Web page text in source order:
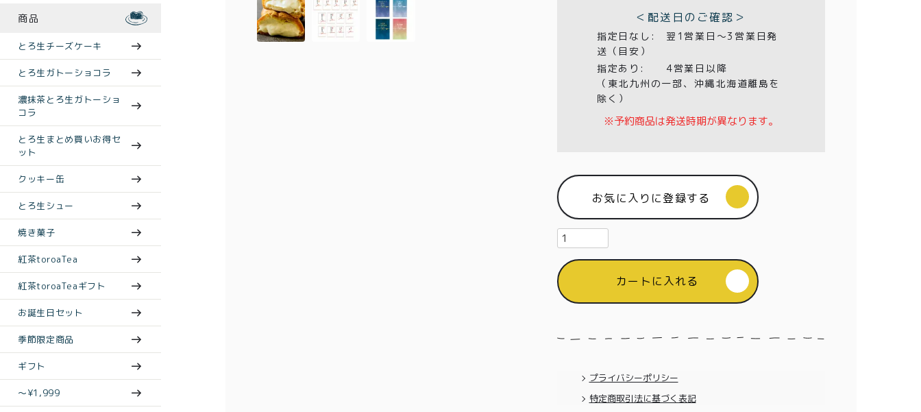
＜配送日のご確認＞
指定日なし:
翌1営業日〜3営業日発
送（目安）
指定あり:
4営業日以降
（東北九州の一部、沖縄北海道離島を
除く）
※予約商品は発送時期が異なります。
お気に入りに登録する
カートに入れる
プライバシーポリシー
特定商取引法に基づく表記
商品
とろ生チーズケーキ
とろ生ガトーショコラ
濃抹茶とろ生ガトーショ
コラ
とろ生まとめ買いお得セ
ット
クッキー缶
とろ生シュー
焼き菓子
紅茶toroaTea
紅茶toroaTeaギフト
お誕生日セット
季節限定商品
ギフト
〜¥1,999